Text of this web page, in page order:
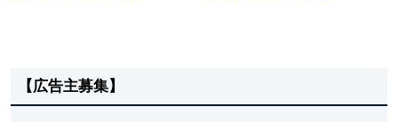
【広告主募集】